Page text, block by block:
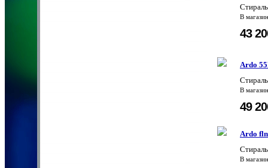
В
43
Ardo
В
49
Ardo
В